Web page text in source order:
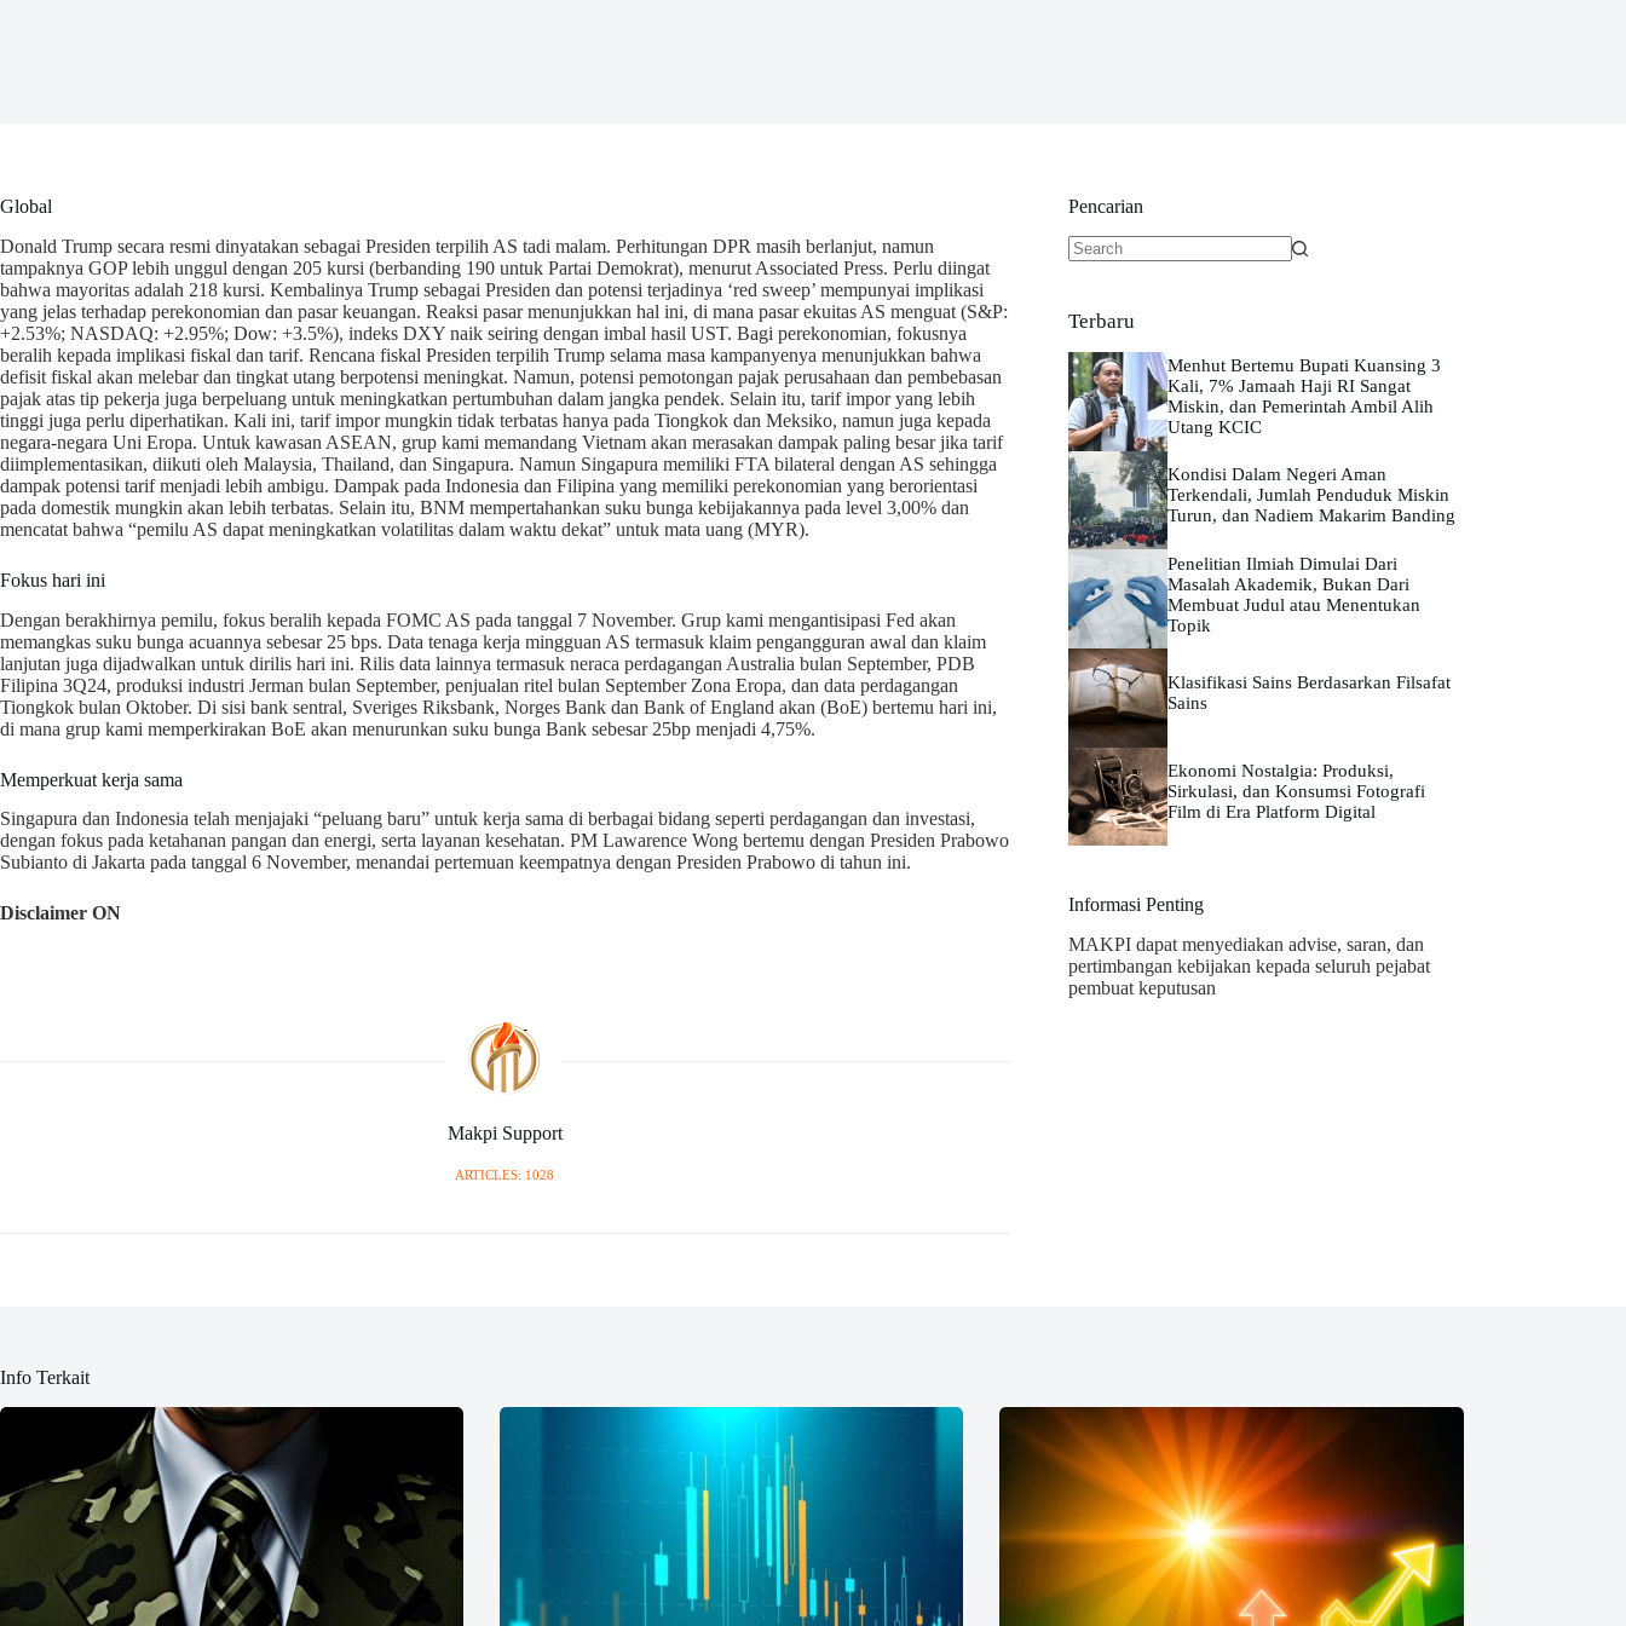
Global
Donald Trump secara resmi dinyatakan sebagai Presiden terpilih AS tadi malam. Perhitungan DPR masih berlanjut, namun
tampaknya GOP lebih unggul dengan 205 kursi (berbanding 190 untuk Partai Demokrat), menurut Associated Press. Perlu diingat
bahwa mayoritas adalah 218 kursi. Kembalinya Trump sebagai Presiden dan potensi terjadinya ‘red sweep’ mempunyai implikasi
yang jelas terhadap perekonomian dan pasar keuangan. Reaksi pasar menunjukkan hal ini, di mana pasar ekuitas AS menguat (S&P:
+2.53%; NASDAQ: +2.95%; Dow: +3.5%), indeks DXY naik seiring dengan imbal hasil UST. Bagi perekonomian, fokusnya
beralih kepada implikasi fiskal dan tarif. Rencana fiskal Presiden terpilih Trump selama masa kampanyenya menunjukkan bahwa
defisit fiskal akan melebar dan tingkat utang berpotensi meningkat. Namun, potensi pemotongan pajak perusahaan dan pembebasan
pajak atas tip pekerja juga berpeluang untuk meningkatkan pertumbuhan dalam jangka pendek. Selain itu, tarif impor yang lebih
tinggi juga perlu diperhatikan. Kali ini, tarif impor mungkin tidak terbatas hanya pada Tiongkok dan Meksiko, namun juga kepada
negara-negara Uni Eropa. Untuk kawasan ASEAN, grup kami memandang Vietnam akan merasakan dampak paling besar jika tarif
diimplementasikan, diikuti oleh Malaysia, Thailand, dan Singapura. Namun Singapura memiliki FTA bilateral dengan AS sehingga
dampak potensi tarif menjadi lebih ambigu. Dampak pada Indonesia dan Filipina yang memiliki perekonomian yang berorientasi
pada domestik mungkin akan lebih terbatas. Selain itu, BNM mempertahankan suku bunga kebijakannya pada level 3,00% dan
mencatat bahwa “pemilu AS dapat meningkatkan volatilitas dalam waktu dekat” untuk mata uang (MYR).
Fokus hari ini
Dengan berakhirnya pemilu, fokus beralih kepada FOMC AS pada tanggal 7 November. Grup kami mengantisipasi Fed akan
memangkas suku bunga acuannya sebesar 25 bps. Data tenaga kerja mingguan AS termasuk klaim pengangguran awal dan klaim
lanjutan juga dijadwalkan untuk dirilis hari ini. Rilis data lainnya termasuk neraca perdagangan Australia bulan September, PDB
Filipina 3Q24, produksi industri Jerman bulan September, penjualan ritel bulan September Zona Eropa, dan data perdagangan
Tiongkok bulan Oktober. Di sisi bank sentral, Sveriges Riksbank, Norges Bank dan Bank of England akan (BoE) bertemu hari ini,
di mana grup kami memperkirakan BoE akan menurunkan suku bunga Bank sebesar 25bp menjadi 4,75%.
Memperkuat kerja sama
Singapura dan Indonesia telah menjajaki “peluang baru” untuk kerja sama di berbagai bidang seperti perdagangan dan investasi,
dengan fokus pada ketahanan pangan dan energi, serta layanan kesehatan. PM Lawarence Wong bertemu dengan Presiden Prabowo
Subianto di Jakarta pada tanggal 6 November, menandai pertemuan keempatnya dengan Presiden Prabowo di tahun ini.
Disclaimer ON
Makpi Support
ARTICLES: 1028
Pencarian
Terbaru
Menhut Bertemu Bupati Kuansing 3
Kali, 7% Jamaah Haji RI Sangat
Miskin, dan Pemerintah Ambil Alih
Utang KCIC
Kondisi Dalam Negeri Aman
Terkendali, Jumlah Penduduk Miskin
Turun, dan Nadiem Makarim Banding
Penelitian Ilmiah Dimulai Dari
Masalah Akademik, Bukan Dari
Membuat Judul atau Menentukan
Topik
Klasifikasi Sains Berdasarkan Filsafat
Sains
Ekonomi Nostalgia: Produksi,
Sirkulasi, dan Konsumsi Fotografi
Film di Era Platform Digital
Informasi Penting
MAKPI dapat menyediakan advise, saran, dan
pertimbangan kebijakan kepada seluruh pejabat
pembuat keputusan
Info Terkait